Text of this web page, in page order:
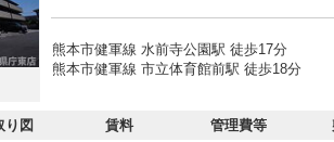
熊本市健軍線 水前寺公園駅 徒歩17分
熊本市健軍線 市立体育館前駅 徒歩18分
り図 賃料 管理費等